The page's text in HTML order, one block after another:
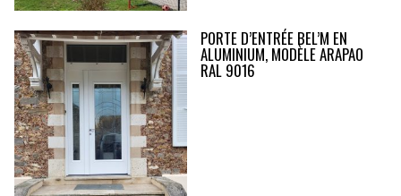
PORTE D’ENTRÉE BEL’M EN
ALUMINIUM, MODÈLE ARAPAO
RAL 9016